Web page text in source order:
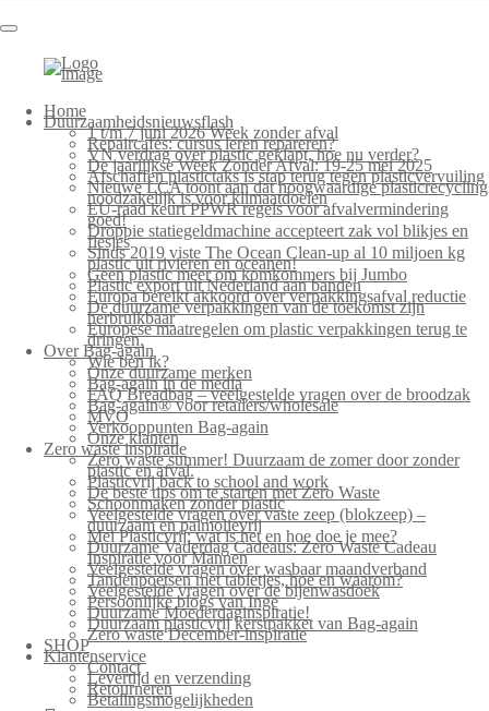
Home
Duurzaamheidsnieuwsflash
1 t/m 7 juni 2026 Week zonder afval
Repaircafés: cursus leren repareren?
VN verdrag over plastic geklapt, hoe nu verder?
De jaarlijkse Week Zonder Afval: 19-25 mei 2025
Afschaffen plastictaks is stap terug tegen plasticvervuiling
Nieuwe LCA toont aan dat hoogwaardige plasticrecycling
noodzakelijk is voor klimaatdoelen
EU-raad keurt PPWR regels voor afvalvermindering
goed!
Droppie statiegeldmachine accepteert zak vol blikjes en
flesjes
Sinds 2019 viste The Ocean Clean-up al 10 miljoen kg
plastic uit rivieren en oceanen!
Geen plastic meer om komkommers bij Jumbo
Plastic export uit Nederland aan banden
Europa bereikt akkoord over verpakkingsafval reductie
De duurzame verpakkingen van de toekomst zijn
herbruikbaar
Europese maatregelen om plastic verpakkingen terug te
dringen.
Over Bag-again
Wie ben ik?
Onze duurzame merken
Bag-again in de media
FAQ Breadbag – veelgestelde vragen over de broodzak
Bag-again® voor retailers/wholesale
MVO
Verkooppunten Bag-again
Onze klanten
Zero waste inspiratie
Zero waste summer! Duurzaam de zomer door zonder
plastic en afval.
Plasticvrij back to school and work
De beste tips om te starten met Zero Waste
Schoonmaken zonder plastic
Veelgestelde vragen over vaste zeep (blokzeep) –
duurzaam en palmolievrij
Mei Plasticvrij: wat is het en hoe doe je mee?
Duurzame Vaderdag Cadeaus: Zero Waste Cadeau
Inspiratie voor Mannen
Veelgestelde vragen over wasbaar maandverband
Tandenpoetsen met tabletjes, hoe en waarom?
Veelgestelde vragen over de bijenwasdoek
Persoonlijke blogs van Inge
Duurzame Moederdaginspiratie!
Duurzaam plasticvrij kerstpakket van Bag-again
Zero waste December-inspiratie
SHOP
Klantenservice
Contact
Levertijd en verzending
Retourneren
Betalingsmogelijkheden